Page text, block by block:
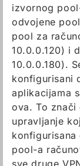
izvornog
odvojene
pool za
10.0.0.120) i
10.0.0.180).
konfigurisani
aplikacijama
ova. To znači
upravljanje
pool-a
sve druge